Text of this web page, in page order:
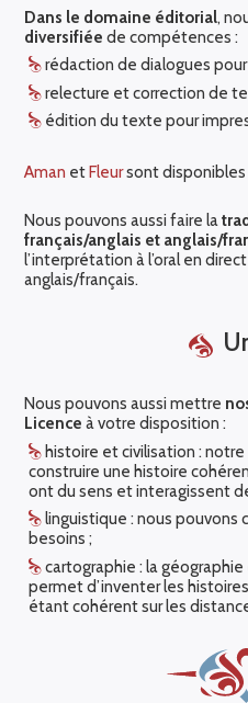
Dans le domaine éditorial,
diversifiée de compétences :
rédaction de dialogues
relecture et correction de
édition du texte pour
Aman et Fleursont
Nous pouvons aussi faire la
français/anglais et anglais/
l’interprétation à l’oral en
anglais/français.
Nous pouvons aussi mettre
Licence à votre disposition :
histoire et civilisation :
construire une histoire
ont du sens et interagissent
linguistique : nous pouvons
besoins ;
cartographie : la
permet d’inventer les
étant cohérent sur les